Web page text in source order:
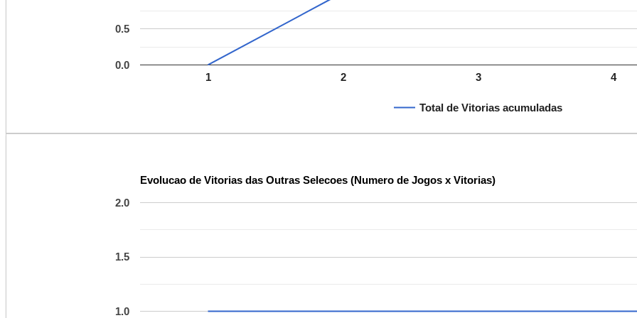
Total de Vitorias acumuladas
1 2 3 4
0.0
0.5
Evolucao de Vitorias das Outras Selecoes (Numero de Jogos x Vitorias)
1.0
1.5
2.0